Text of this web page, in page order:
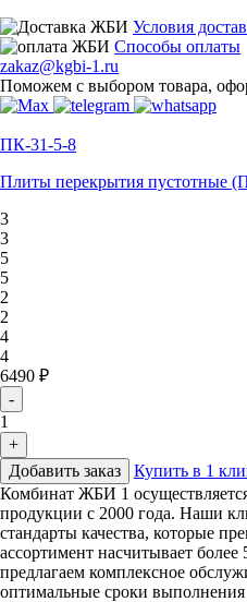
Условия
Способы оплаты
zakaz@kgbi-1.ru
Поможем с выбором товара,
ПК-31-5-8
Плиты перекрытия пустотные
3
3
5
5
2
2
4
4
6490 ₽
-
1
+
Добавить заказ
Купить в 1
Комбинат ЖБИ 1
продукции с 2000 года. Наши
стандарты качества, которые
ассортимент насчитывает
предлагаем комплексное
оптимальные сроки выполнения